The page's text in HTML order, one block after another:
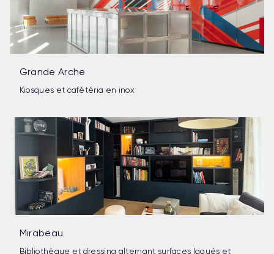
Grande Arche
Kiosques et cafétéria en inox
Mirabeau
Bibliothèque et dressing alternant surfaces laqués et